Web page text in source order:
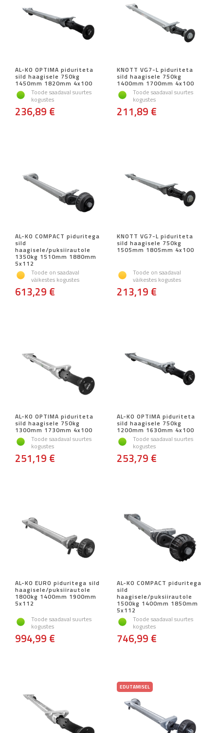
AL-KO OPTIMA piduriteta
sild haagisele 750kg
1450mm 1820mm 4x100
Toode saadaval suurtes
kogustes
236,89 €
KNOTT VG7-L piduriteta
sild haagisele 750kg
1400mm 1700mm 4x100
Toode saadaval suurtes
kogustes
211,89 €
AL-KO COMPACT piduritega
sild
haagisele/puksiirautole
1350kg 1510mm 1880mm
5x112
Toode on saadaval
väikestes kogustes
613,29 €
KNOTT VG7-L piduriteta
sild haagisele 750kg
1505mm 1805mm 4x100
Toode on saadaval
väikestes kogustes
213,19 €
AL-KO OPTIMA piduriteta
sild haagisele 750kg
1300mm 1730mm 4x100
Toode saadaval suurtes
kogustes
251,19 €
AL-KO OPTIMA piduriteta
sild haagisele 750kg
1200mm 1630mm 4x100
Toode saadaval suurtes
kogustes
253,79 €
AL-KO EURO piduritega sild
haagisele/puksiirautole
1800kg 1400mm 1900mm
5x112
Toode saadaval suurtes
kogustes
994,99 €
AL-KO COMPACT piduritega
sild
haagisele/puksiirautole
1500kg 1400mm 1850mm
5x112
Toode saadaval suurtes
kogustes
746,99 €
EDUTAMISEL